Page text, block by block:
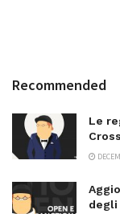
Recommended
Le
degli